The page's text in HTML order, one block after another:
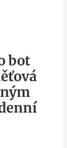
bot